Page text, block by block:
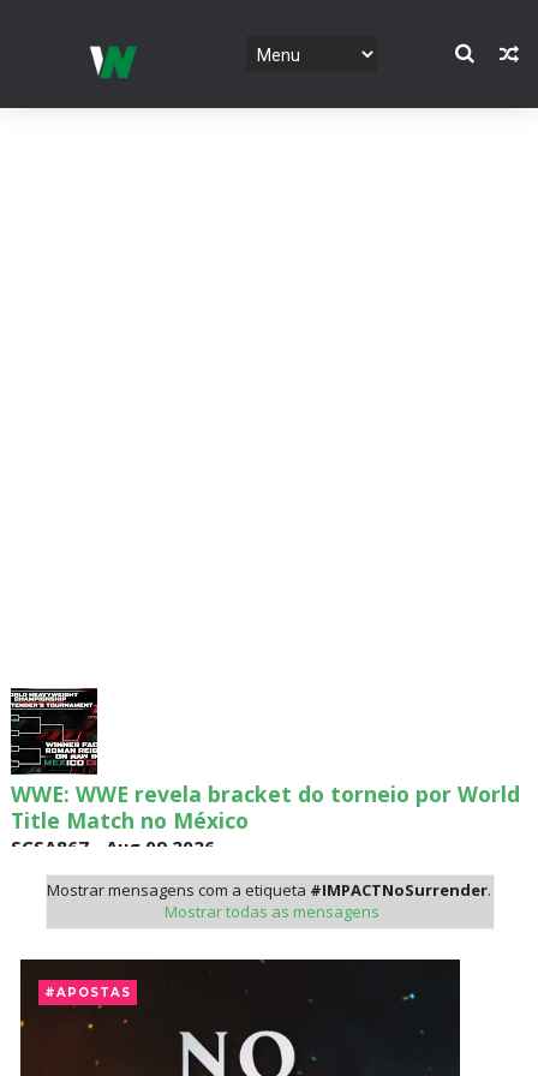
WWE: WWE revela bracket do torneio por World
Title Match no México
SCSA867- Aug 09 2026
WWE: Possível data de regresso de Rhea Ripley
revelada
SCSA867-Aug 09 2026
Mostrar mensagens com a etiqueta #IMPACTNoSurrender.
Mostrar todas as mensagens
#APOSTAS